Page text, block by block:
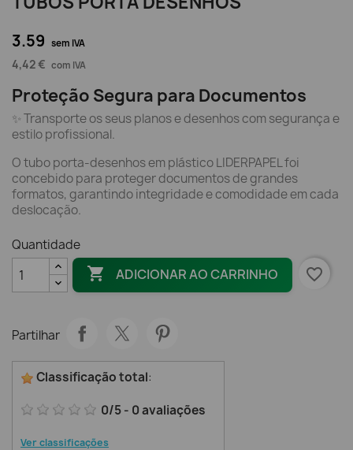
3.59 sem IVA
4,42 € com IVA
Proteção Segura para Documentos
✨ Transporte os seus planos e desenhos com segurança e
estilo profissional.
O tubo porta-desenhos em plástico LIDERPAPEL foi
concebido para proteger documentos de grandes
formatos, garantindo integridade e comodidade em cada
deslocação.
Quantidade
 ADICIONAR AO CARRINHO favorite_border
Partilhar
Classificação total:
0/5- 0avaliações
Ver classificações